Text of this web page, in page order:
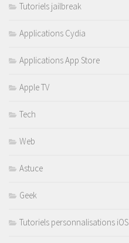
Tutoriels jailbreak
Applications Cydia
Applications App Store
Apple TV
Tech
Web
Astuce
Geek
Tutoriels personnalisations iOS